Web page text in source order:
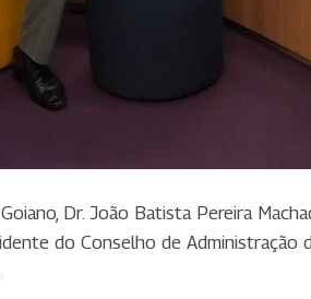
Dr. João Batista Pereira
do Conselho de Administração